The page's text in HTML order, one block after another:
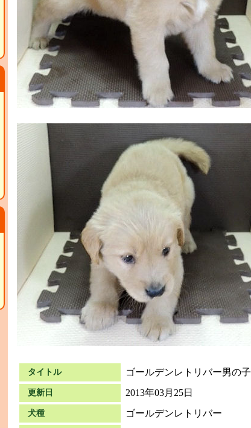
タイトル ゴールデンレトリバー男の子
更新日 2013年03月25日
犬種 ゴールデンレトリバー